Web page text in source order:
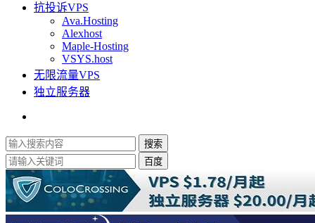
抗投诉VPS
Ava.Hosting
Alexhost
Maple-Hosting
VSYS.host
无限流量VPS
独立服务器